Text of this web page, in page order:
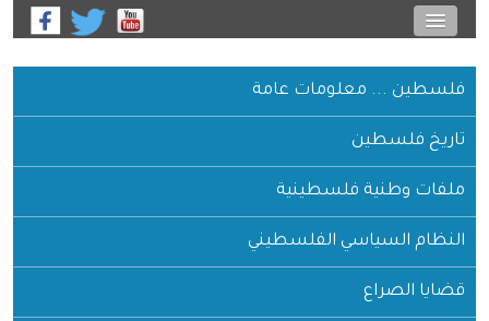
فلسطين ... معلومات عامة
تاريخ فلسطين
ملفات وطنية فلسطينية
النظام السياسي الفلسطيني
قضايا الصراع